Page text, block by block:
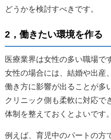
どうかを検討すべきです。
2，働きたい環境を作る
医療業界は女性の多い職場で
女性の場合には、結婚や出産
働き方に影響が出ることが多
クリニック側も柔軟に対応で
体制を整えておくとよいです。
例えば、育児中のパートの方